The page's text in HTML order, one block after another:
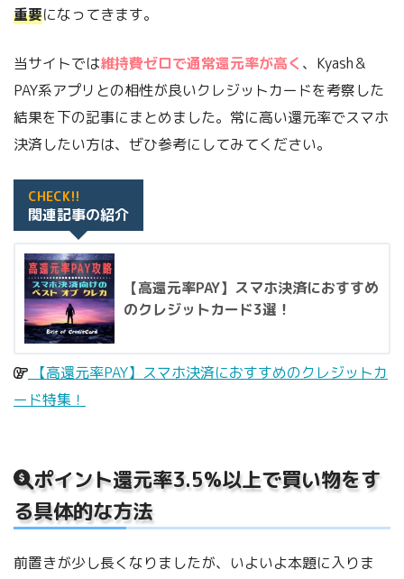
重要になってきます。
当サイトでは維持費ゼロで通常還元率が高く 、Kyash＆
PAY系アプリとの相性が良いクレジットカードを考察した
結果を下の記事にまとめました。常に高い還元率でスマホ
決済したい方は、ぜひ参考にしてみてください。
CHECK!!
関連記事の紹介
【高還元率PAY】スマホ決済におすすめ
のクレジットカード3選！
【高還元率PAY】スマホ決済におすすめのクレジットカ
ード特集！
ポイント還元率3.5%以上で買い物をす
る具体的な方法
前置きが少し長くなりましたが、いよいよ本題に入りま